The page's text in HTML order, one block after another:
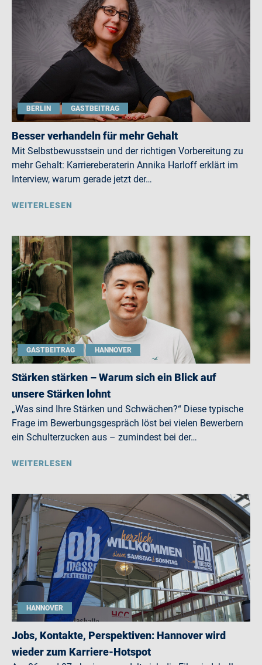
BERLIN GASTBEITRAG
Besser verhandeln für mehr Gehalt
Mit Selbstbewusstsein und der richtigen Vorbereitung zu
mehr Gehalt: Karriereberaterin Annika Harloff erklärt im
Interview, warum gerade jetzt der…
WEITERLESEN
GASTBEITRAG HANNOVER
Stärken stärken – Warum sich ein Blick auf
unsere Stärken lohnt
„Was sind Ihre Stärken und Schwächen?“ Diese typische
Frage im Bewerbungsgespräch löst bei vielen Bewerbern
ein Schulterzucken aus – zumindest bei der…
WEITERLESEN
HANNOVER
Jobs, Kontakte, Perspektiven: Hannover wird
wieder zum Karriere-Hotspot